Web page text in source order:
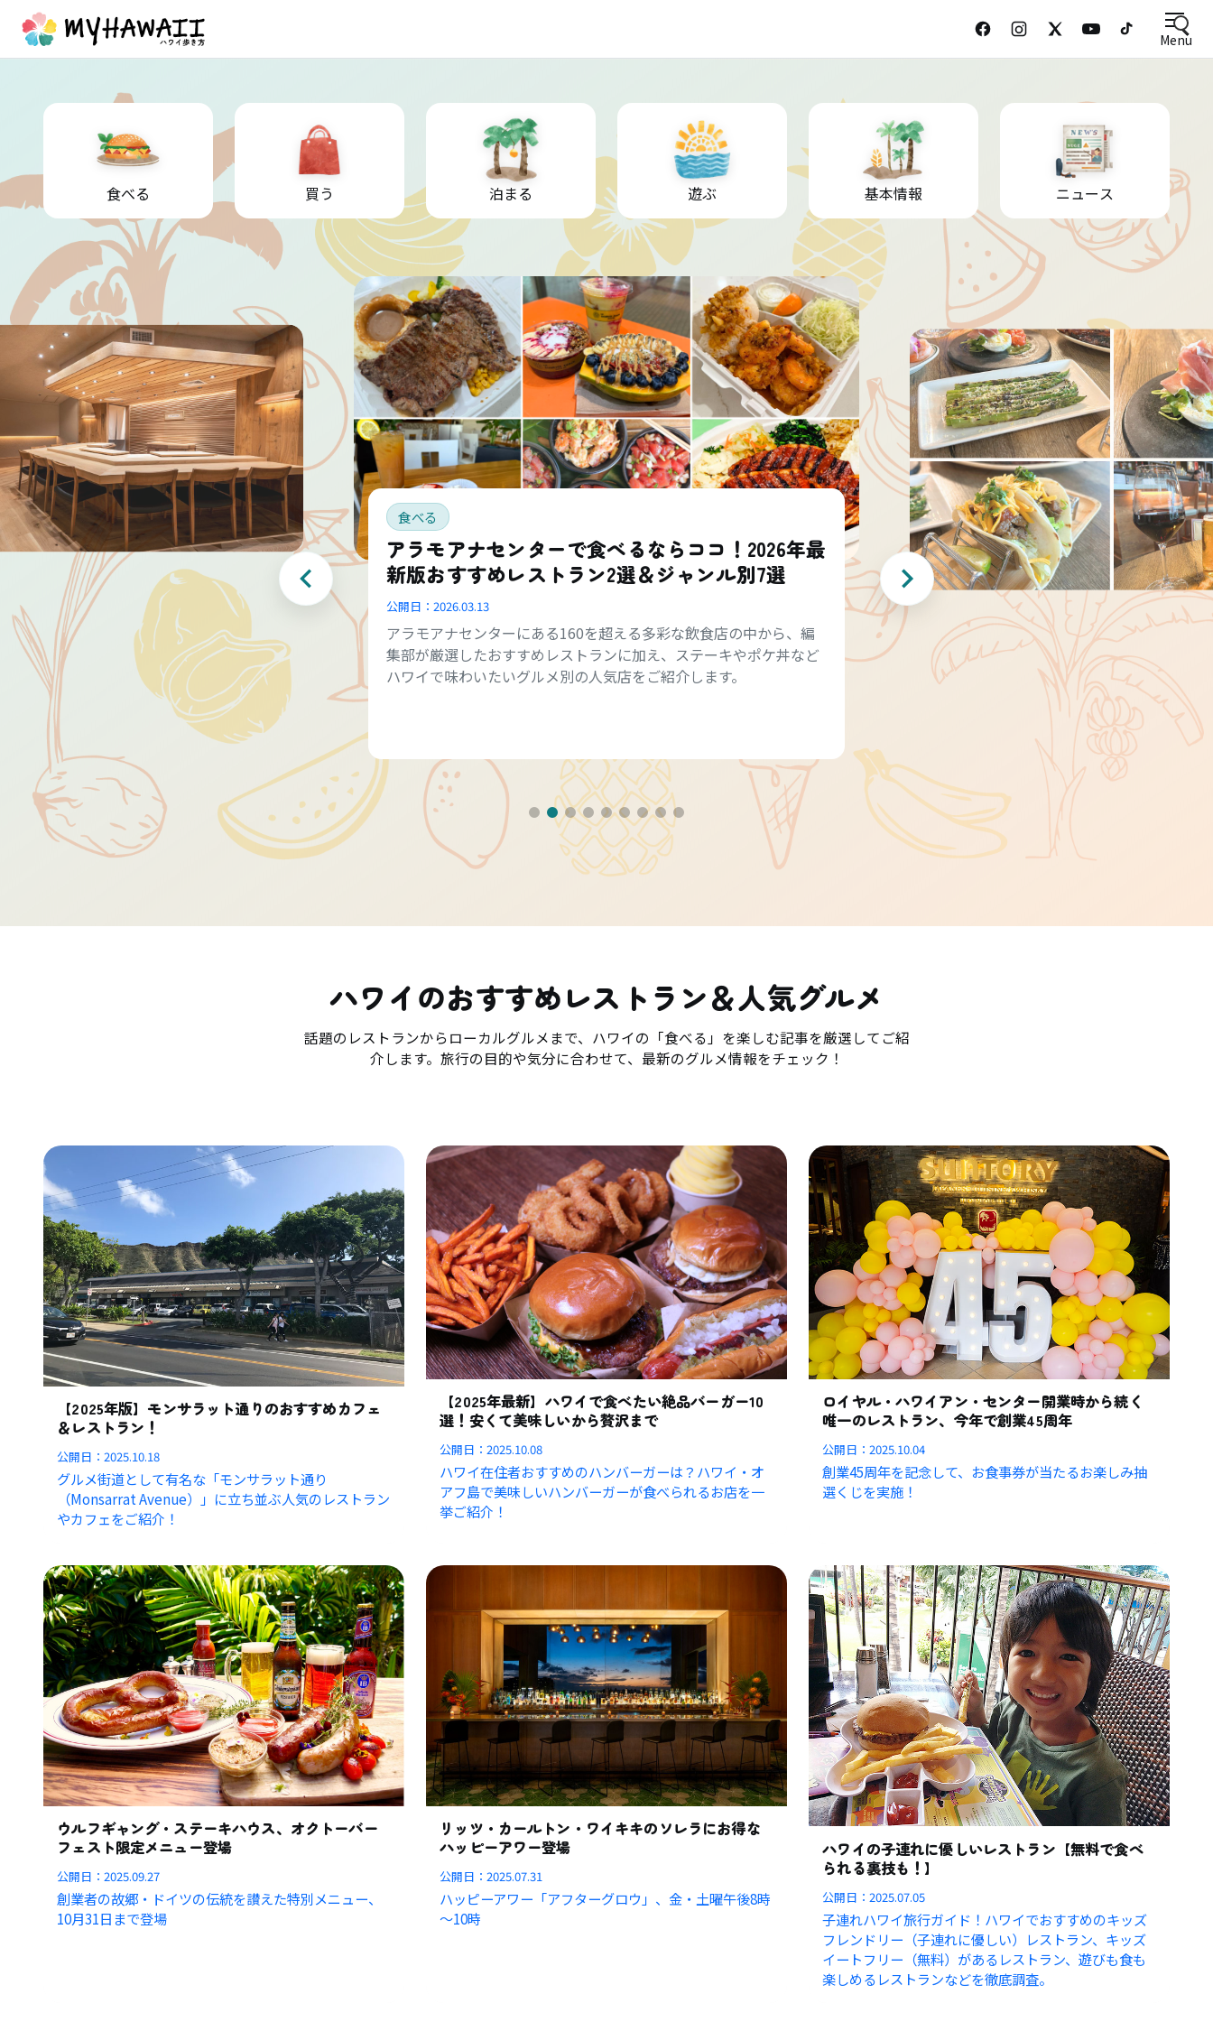
Menu
食べる 買う 泊まる 遊ぶ 基本情報 ニュース
食べる
アラモアナセンターで食べるならココ！2026年最
新版おすすめレストラン2選＆ジャンル別7選
公開日： 2026.03.13
アラモアナセンターにある160を超える多彩な飲食店の中から、編
集部が厳選したおすすめレストランに加え、ステーキやポケ丼など
ハワイで味わいたいグルメ別の人気店をご紹介します。
ハワイのおすすめレストラン＆人気グルメ
話題のレストランからローカルグルメまで、ハワイの「食べる」を楽しむ記事を厳選してご紹
介します。旅行の目的や気分に合わせて、最新のグルメ情報をチェック！
【2025年版】モンサラット通りのおすすめカフェ
＆レストラン！
公開日：2025.10.18
グルメ街道として有名な「モンサラット通り
（Monsarrat Avenue）」に立ち並ぶ人気のレストラン
やカフェをご紹介！
【2025年最新】ハワイで食べたい絶品バーガー10
選！安くて美味しいから贅沢まで
公開日：2025.10.08
ハワイ在住者おすすめのハンバーガーは？ハワイ・オ
アフ島で美味しいハンバーガーが食べられるお店を一
挙ご紹介！
ロイヤル・ハワイアン・センター開業時から続く
唯一のレストラン、今年で創業45周年
公開日：2025.10.04
創業45周年を記念して、お食事券が当たるお楽しみ抽
選くじを実施！
ウルフギャング・ステーキハウス、オクトーバー
フェスト限定メニュー登場
公開日：2025.09.27
創業者の故郷・ドイツの伝統を讃えた特別メニュー、
10月31日まで登場
リッツ・カールトン・ワイキキのソレラにお得な
ハッピーアワー登場
公開日：2025.07.31
ハッピーアワー「アフターグロウ」、金・土曜午後8時
～10時
ハワイの子連れに優しいレストラン【無料で食べ
られる裏技も！】
公開日：2025.07.05
子連れハワイ旅行ガイド！ハワイでおすすめのキッズ
フレンドリー（子連れに優しい）レストラン、キッズ
イートフリー（無料）があるレストラン、遊びも食も
楽しめるレストランなどを徹底調査。